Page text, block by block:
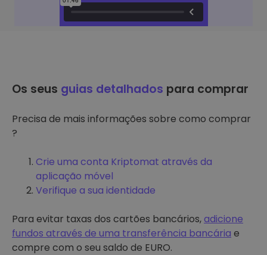
Os seus guias detalhados para comprar
Precisa de mais informações sobre como comprar
?
Crie uma conta Kriptomat através da
aplicação móvel
Verifique a sua identidade
Para evitar taxas dos cartões bancários,adicione
fundos através de uma transferência bancária e
compre com o seu saldo de EURO.